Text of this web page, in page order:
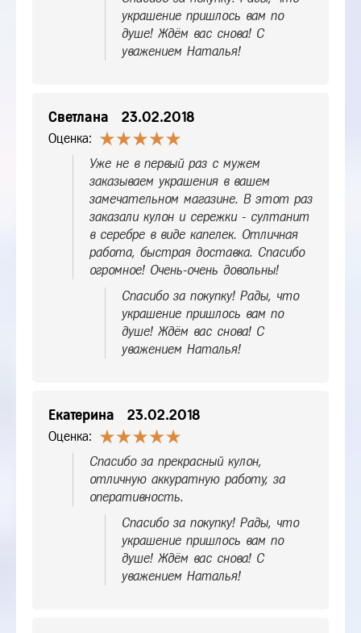
украшение пришлось вам по
душе! Ждём вас снова! С
уважением Наталья!
Светлана 23.02.2018
Оценка:
Уже не в первый раз с мужем
заказываем украшения в вашем
замечательном магазине. В этот раз
заказали кулон и сережки - султанит
в серебре в виде капелек. Отличная
работа, быстрая доставка. Спасибо
огромное! Очень-очень довольны!
Спасибо за покупку! Рады, что
украшение пришлось вам по
душе! Ждём вас снова! С
уважением Наталья!
Екатерина 23.02.2018
Оценка:
Спасибо за прекрасный кулон,
отличную аккуратную работу, за
оперативность.
Спасибо за покупку! Рады, что
украшение пришлось вам по
душе! Ждём вас снова! С
уважением Наталья!